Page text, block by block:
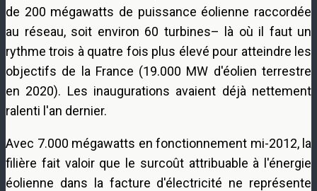
de 200 mégawatts de puissance éolienne raccordée
au réseau, soit environ 60 turbines– là où il faut un
rythme trois à quatre fois plus élevé pour atteindre les
objectifs de la France (19.000 MW d'éolien terrestre
en 2020). Les inaugurations avaient déjà nettement
ralenti l'an dernier.
Avec 7.000 mégawatts en fonctionnement mi-2012, la
filière fait valoir que le surcoût attribuable à l'énergie
éolienne dans la facture d'électricité ne représente